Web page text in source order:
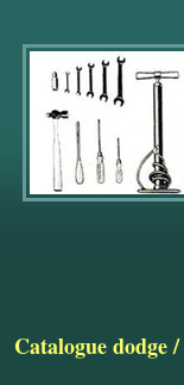
Catalogue dodge/